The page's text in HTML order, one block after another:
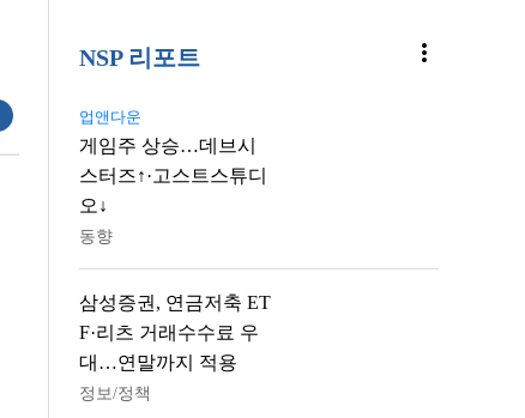
NSP 리포트 more_vert
업앤다운
게임주 상승…데브시
스터즈↑·고스트스튜디
오↓
동향
삼성증권, 연금저축 ET
F·리츠 거래수수료 우
대…연말까지 적용
정보/정책